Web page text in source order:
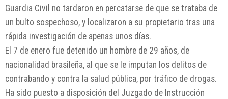
Guardia Civil no tardaron en percatarse de que se trataba de
un bulto sospechoso, y localizaron a su propietario tras una
rápida investigación de apenas unos días.
El 7 de enero fue detenido un hombre de 29 años, de
nacionalidad brasileña, al que se le imputan los delitos de
contrabando y contra la salud pública, por tráfico de drogas.
Ha sido puesto a disposición del Juzgado de Instrucción